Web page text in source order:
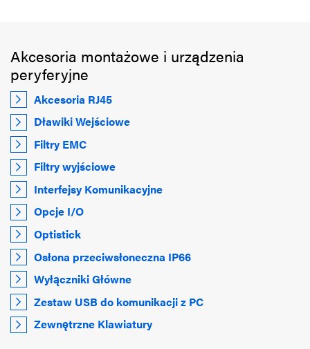
Akcesoria montażowe i urządzenia
peryferyjne
Akcesoria RJ45
Dławiki Wejściowe
Filtry EMC
Filtry wyjściowe
Interfejsy Komunikacyjne
Opcje I/O
Optistick
Osłona przeciwsłoneczna IP66
Wyłączniki Główne
Zestaw USB do komunikacji z PC
Zewnętrzne Klawiatury